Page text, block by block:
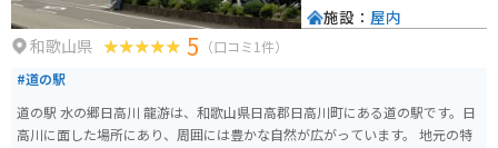
和歌山県 5 （口コミ1件）
#道の駅
道の駅 水の郷日高川 龍游は、和歌山県日高郡日高川町にある道の駅です。日
高川に面した場所にあり、周囲には豊かな自然が広がっています。 地元の特
施設： 屋内